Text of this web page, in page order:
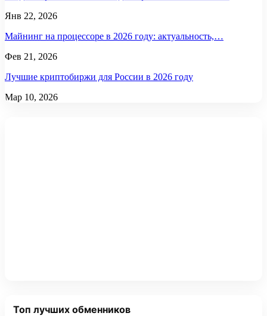
Янв 22, 2026
Майнинг на процессоре в 2026 году: актуальность,…
Фев 21, 2026
Лучшие криптобиржи для России в 2026 году
Мар 10, 2026
Топ лучших обменников